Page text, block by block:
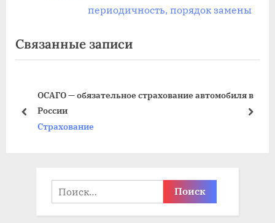
ы
д
а
д
у
щ
а
я
п
с
периодичность, порядок замены
Связанные записи
автомобиля в
Обязательное страхование
ответственности (ОСАГО)
пред
Найти: